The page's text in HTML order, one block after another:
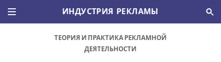
ИНДУСТРИЯ РЕКЛАМЫ
ТЕОРИЯ И ПРАКТИКА РЕКЛАМНОЙ
ДЕЯТЕЛЬНОСТИ